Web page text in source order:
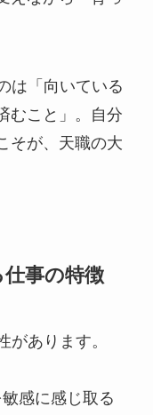
は「向いている
むこと」。自分
そが、天職の大
事の特徴
があります。
感に感じ取る